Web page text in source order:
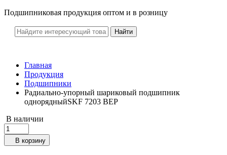
Подшипниковая продукция оптом и в розницу
Главная
Продукция
Подшипники
Радиально-упорный шариковый подшипник
однорядныйSKF 7203 BEP
В наличии
В корзину